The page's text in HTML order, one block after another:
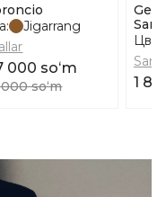
Jigarrang
000 soʻm
000 soʻm 1